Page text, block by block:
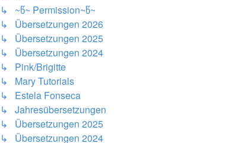
↳ ~წ~ Permission~წ~
↳ Übersetzungen 2026
↳ Übersetzungen 2025
↳ Übersetzungen 2024
↳ Pink/Brigitte
↳ Mary Tutorials
↳ Estela Fonseca
↳ Jahresübersetzungen
↳ Übersetzungen 2025
↳ Übersetzungen 2024